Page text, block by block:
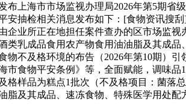
布上海市市场监视办理局2026年第5期省
安抽检相关消息发布如下：[食物资讯搜
企业所正在地担任案件查办的区市场监
类乳成品食用农产物食用油油脂及其成
物不及格环境的布告（2026年第10期）
市食物平安条例》等，全面赋能，调味
格样品为糕点1批次（不及格项目：菌落
脂及其成品、速冻食物、特殊医学用处